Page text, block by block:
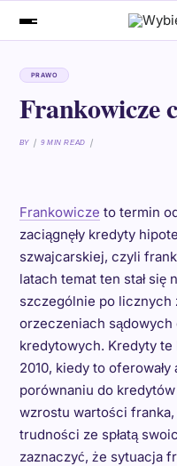
PRAWO
Frankowicze
BY 9 MIN READ
Frankowicze to termin
zaciągnęły kredyty
szwajcarskiej, czyli
latach temat ten stał
szczególnie po licznych
orzeczeniach
kredytowych. Kredyty te
2010, kiedy to
porównaniu do
wzrostu wartości franka,
trudności ze spłatą
zaznaczyć, że sytuacja